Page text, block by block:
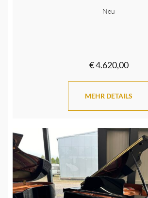
Neu
€ 4.620,00
MEHR DETAILS